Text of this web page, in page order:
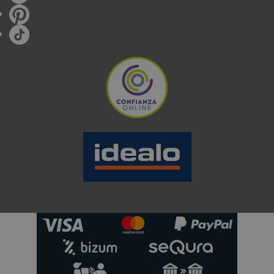
Un frigorífico combi de entre
suficiente. Si cocinais poco en casa y compráis
capacidad puede funcionar perfectamente.
FRIGORÍFICO COMBI PARA 3-4 PERSONAS
250-350litros es la más demandada.
Permite almacenar la compra semanal completa sin
problemas y tener espacio para ocasiones especiales.
A partir de350 litros
, aunque familias numerosas a
menudo necesitan capacidades de 400 litros o más,
especialmente si suelen cocinar en casa y congelar